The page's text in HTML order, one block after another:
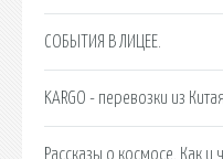
СОБЫТИЯ В ЛИЦЕЕ.
KARGO - перевозки из
Рассказы о космосе. Как и